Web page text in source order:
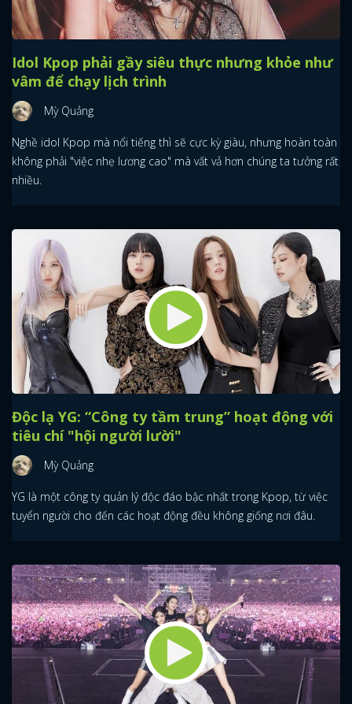
Idol Kpop phải gầy siêu thực nhưng khỏe như
vâm để chạy lịch trình
Mỳ Quảng
Nghề idol Kpop mà nổi tiếng thì sẽ cực kỳ giàu, nhưng hoàn toàn
không phải "việc nhẹ lương cao" mà vất vả hơn chúng ta tưởng rất
nhiều.
Độc lạ YG: “Công ty tầm trung” hoạt động với
tiêu chí "hội người lười"
Mỳ Quảng
YG là một công ty quản lý độc đáo bậc nhất trong Kpop, từ việc
tuyển người cho đến các hoạt động đều không giống nơi đâu.